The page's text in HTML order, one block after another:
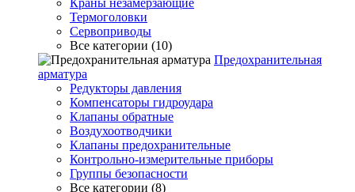
Краны незамерзающие
Термоголовки
Сервоприводы
Все категории (10)
Предохранительная
арматура
Редукторы давления
Компенсаторы гидроудара
Клапаны обратные
Воздухоотводчики
Клапаны предохранительные
Контрольно-измерительные приборы
Группы безопасности
Все категории (8)